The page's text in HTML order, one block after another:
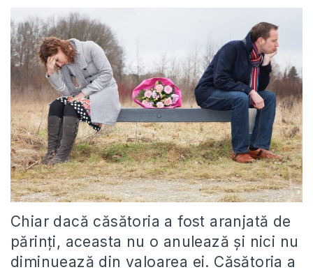
Chiar dacă căsătoria a fost aranjată de
părinți, aceasta nu o anulează și nici nu
diminuează din valoarea ei. Căsătoria a